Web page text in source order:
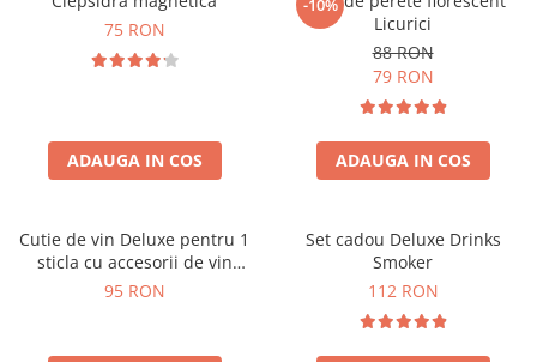
75 RON
ADAUGA IN COS
-10%
Licurici
88 RON
79 RON
ADAUGA IN COS
Cutie de vin Deluxe pentru 1
sticla cu accesorii de vin
incluse interior oranj
95 RON
Set cadou Deluxe Drinks
Smoker
112 RON